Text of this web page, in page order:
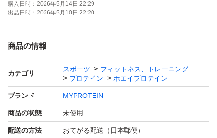
1食あたり103kcal
40種類以上のフレーバー
25～30gを250mlの水または牛乳に混ぜてお召し上がりく
ださい。1食分の量は異なる場合がありますので、詳しく
はパッケージの裏をご覧ください。そのほか、タンパク質
補給がしたいタイミングでいつでもお召し上がりいただけ
ます。
購入日時： 2026年5月14日 22:29
出品日時： 2026年5月10日 22:20
商品の情報
カテゴリ
スポーツ
フィットネス、トレーニング
プロテイン
ホエイプロテイン
ブランド MYPROTEIN
商品の状態 未使用
配送の方法 おてがる配送（日本郵便）